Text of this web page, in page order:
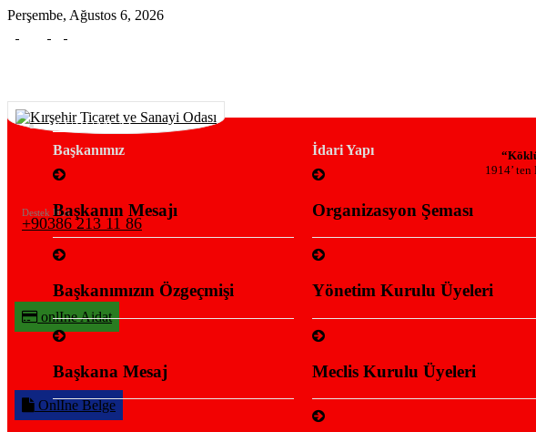
Perşembe, Ağustos 6, 2026
1914’
Destek Hattı
+90386 213 11 86
onlIne Aidat
OnlIne Belge
KURUMSAL
Başkanımız
Başkanın Mesajı
Başkanımızın Özgeçmişi
Başkana Mesaj
İdari Yapı
Organizasyon Şeması
Yönetim Kurulu Üyeleri
Meclis Kurulu Üyeleri